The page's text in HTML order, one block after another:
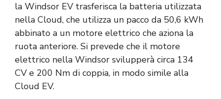
la Windsor EV trasferisca la batteria utilizzata
nella Cloud, che utilizza un pacco da 50,6 kWh
abbinato a un motore elettrico che aziona la
ruota anteriore. Si prevede che il motore
elettrico nella Windsor svilupperà circa 134
CV e 200 Nm di coppia, in modo simile alla
Cloud EV.